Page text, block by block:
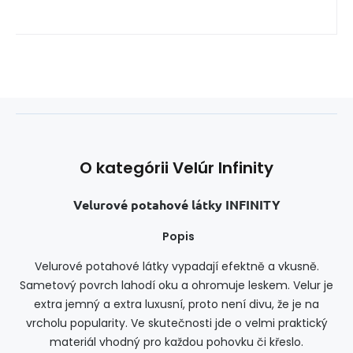
O kategórii Velúr Infinity
Velurové potahové látky INFINITY
Popis
Velurové potahové látky vypadají efektně a vkusně.
Sametový povrch lahodí oku a ohromuje leskem. Velur je
extra jemný a extra luxusní, proto není divu, že je na
vrcholu popularity. Ve skutečnosti jde o velmi praktický
materiál vhodný pro každou pohovku či křeslo.